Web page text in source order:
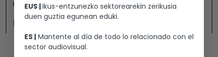
GAMBOA ZINEMALDIA GASTEIZEN
EUS |Ikus-entzunezko sektorearekin zerikusia
duen guztia egunean eduki.
ES | Mantente al día de todo lo relacionado con el
sector audiovisual.